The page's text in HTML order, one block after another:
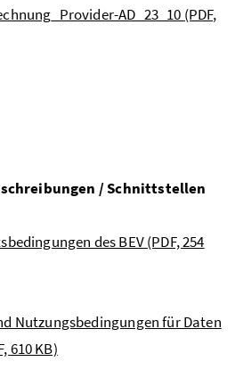
AD_23_10 (PDF,
/ Schnittstellen
des BEV(PDF, 254
Nutzungsbedingungen für Daten
610 KB)